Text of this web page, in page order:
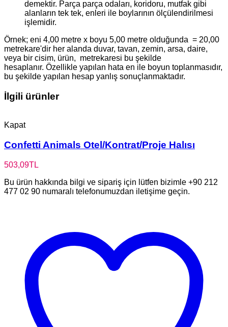
demektir. Parça parça odaları, koridoru, mutfak gibi
alanların tek tek, enleri ile boylarının ölçülendirilmesi
işlemidir.
Örnek; eni 4,00 metre x boyu 5,00 metre olduğunda = 20,00
metrekare'dir her alanda duvar, tavan, zemin, arsa, daire,
veya bir cisim, ürün, metrekaresi bu şekilde
hesaplanır. Özellikle yapılan hata en ile boyun toplanmasıdır,
bu şekilde yapılan hesap yanlış sonuçlanmaktadır.
İlgili ürünler
Kapat
Confetti Animals Otel/Kontrat/Proje Halısı
503,09TL
Bu ürün hakkında bilgi ve sipariş için lütfen bizimle +90 212
477 02 90 numaralı telefonumuzdan iletişime geçin.